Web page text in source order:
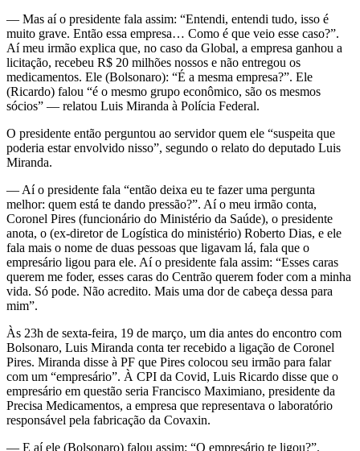
— Mas aí o presidente fala assim: “Entendi, entendi tudo, isso é
muito grave. Então essa empresa… Como é que veio esse caso?”.
Aí meu irmão explica que, no caso da Global, a empresa ganhou a
licitação, recebeu R$ 20 milhões nossos e não entregou os
medicamentos. Ele (Bolsonaro): “É a mesma empresa?”. Ele
(Ricardo) falou “é o mesmo grupo econômico, são os mesmos
sócios” — relatou Luis Miranda à Polícia Federal.
O presidente então perguntou ao servidor quem ele “suspeita que
poderia estar envolvido nisso”, segundo o relato do deputado Luis
Miranda.
— Aí o presidente fala “então deixa eu te fazer uma pergunta
melhor: quem está te dando pressão?”. Aí o meu irmão conta,
Coronel Pires (funcionário do Ministério da Saúde), o presidente
anota, o (ex-diretor de Logística do ministério) Roberto Dias, e ele
fala mais o nome de duas pessoas que ligavam lá, fala que o
empresário ligou para ele. Aí o presidente fala assim: “Esses caras
querem me foder, esses caras do Centrão querem foder com a minha
vida. Só pode. Não acredito. Mais uma dor de cabeça dessa para
mim”.
Às 23h de sexta-feira, 19 de março, um dia antes do encontro com
Bolsonaro, Luis Miranda conta ter recebido a ligação de Coronel
Pires. Miranda disse à PF que Pires colocou seu irmão para falar
com um “empresário”. À CPI da Covid, Luis Ricardo disse que o
empresário em questão seria Francisco Maximiano, presidente da
Precisa Medicamentos, a empresa que representava o laboratório
responsável pela fabricação da Covaxin.
— E aí ele (Bolsonaro) falou assim: “O empresário te ligou?”.